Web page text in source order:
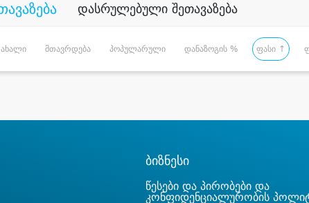
დასრულებული შეთავაზება
ახალი მთავრდება პოპულარული დანაზოგის % ფასი ↑
ბიზნესი
წესები და პირობები და
კონფიდენციალურობის